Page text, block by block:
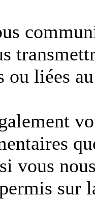
ou liées
vous
sur